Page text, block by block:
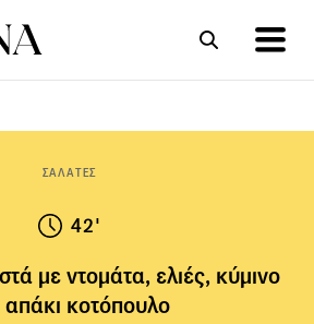
ΣΑΛΑΤΕΣ
42'
με ντομάτα, ελιές, κύμινο
απάκι κοτόπουλο